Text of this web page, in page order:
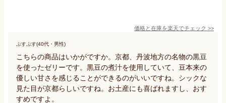
価格と在庫を楽天でチェック >>
ぷすぷす(40代・男性)
こちらの商品はいかがですか。京都、丹波地方の名物の黒豆
を使ったゼリーです。黒豆の煮汁を使用していて、豆本来の
優しい甘さを感じることができるのがいいですね。シックな
見た目が京都らしいですね。お土産にも喜ばれますし、おす
すめですよ。